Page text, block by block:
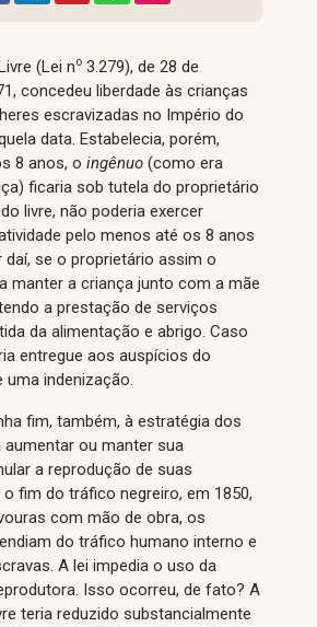
(Lei no 3.279), de 28 de
concedeu liberdade às crianças
escravizadas no Império do
data. Estabelecia, porém,
8 anos, o ingênuo (como era
ficaria sob tutela do proprietário
livre, não poderia exercer
pelo menos até os 8 anos
daí, se o proprietário assim o
manter a criança junto com a mãe
a prestação de serviços
da alimentação e abrigo. Caso
entregue aos auspícios do
uma indenização.
fim, também, à estratégia dos
ou manter sua
a reprodução de suas
o fim do tráfico negreiro, em 1850,
com mão de obra, os
do tráfico humano interno e
A lei impedia o uso da
Isso ocorreu, de fato? A
teria reduzido substancialmente